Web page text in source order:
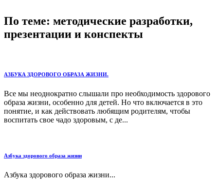
По теме: методические разработки,
презентации и конспекты
АЗБУКА ЗДОРОВОГО ОБРАЗА ЖИЗНИ.
Все мы неоднократно слышали про необходимость здорового
образа жизни, особенно для детей. Но что включается в это
понятие, и как действовать любящим родителям, чтобы
воспитать свое чадо здоровым, с де...
Азбука здорового образа жизни
Азбука здорового образа жизни...